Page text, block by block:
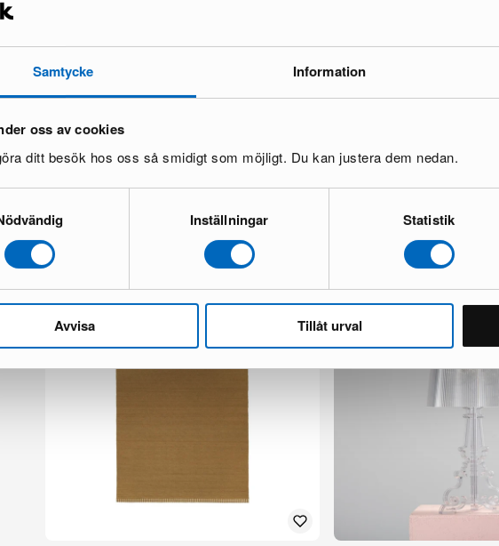
Samtycke Information
oss av cookies
ditt besök hos oss så smidigt som möjligt. Du kan justera dem nedan.
Inställningar Statistik
Avvisa Tillåt urval
KM Home Molly ullmatta 240 x 340 cm greige
209 €
Usteryd utesoffa med soffbord
1 244 €